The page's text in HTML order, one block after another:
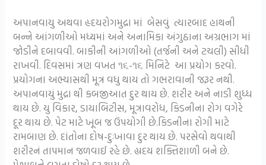
અપાનવાયુ અથવા હૃદયરોગમુદ્રા માં બેસવું ત્યારબાદ હાથની
બન્ને આંગળીઓ મધ્યમાં અને અનામિકા અંગુઠાના અગ્રભાગ માં
જોડીને દબાવવી. બાકીની આંગળીઓ (તર્જની અને ટચલી) સીધી
રાખવી. દિવસમાં ત્રણ વખત ૧૬-૧૬ મિનિટે આ પ્રયોગ કરવો.
પ્રયોગના અભ્યાસથી મૂત્ર વધુ થાય તો ગભરાવાની જરૂર નથી.
અપાનવાયું મુદ્રા થી કબજીઆત દુર થાય છે. શરીર અને નાડી શુધ્ધ
થાય છે. યુ વિકાર, ડાયાબિટીસ, મૂત્રાવરોધ, કિડનીના રોગ વગેરે
દૂર થાય છે. પેટ માટે ખૂબ જ ઉપયોગી છે.કિડનીના રોગી માટે
રામબાણ છે. દાંતોના દોષ-દુઃખાવા દુર થાય છે. પરસેવો થવાથી
શરીરનં તાપમાન જળવાઈ રહે છે. હ્યદય શક્તિશાળી બને છે.